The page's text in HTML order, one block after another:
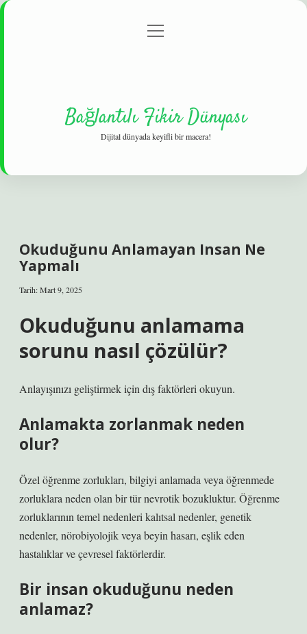
Gizlilik Politikası
menüyü
Bağlantılı Fikir Dünyası
Dijital dünyada keyifli bir macera!
Okuduğunu Anlamayan Insan Ne
Yapmalı
Tarih: Mart 9, 2025
Okuduğunu anlamama
sorunu nasıl çözülür?
Anlayışınızı geliştirmek için dış faktörleri okuyun.
Anlamakta zorlanmak neden
olur?
Özel öğrenme zorlukları, bilgiyi anlamada veya öğrenmede
zorluklara neden olan bir tür nevrotik bozukluktur. Öğrenme
zorluklarının temel nedenleri kalıtsal nedenler, genetik
nedenler, nörobiyolojik veya beyin hasarı, eşlik eden
hastalıklar ve çevresel faktörlerdir.
Bir insan okuduğunu neden
anlamaz?